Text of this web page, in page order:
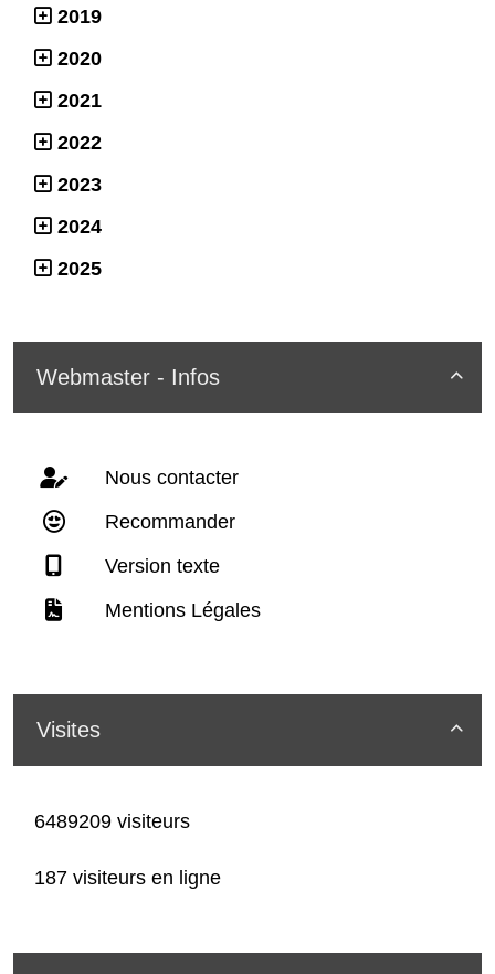
2019
2020
2021
2022
2023
2024
2025

Webmaster - Infos
Nous contacter
Recommander
Version texte
Mentions Légales

Visites
6489209 visiteurs
187 visiteurs en ligne